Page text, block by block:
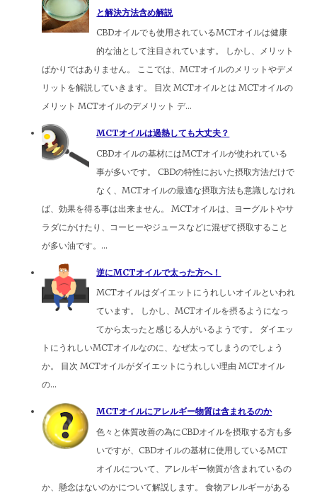
と解決方法含め解説
CBDオイルでも使用されているMCTオイルは健康
的な油として注目されています。 しかし、メリット
ばかりではありません。 ここでは、MCTオイルのメリットやデメ
リットを解説していきます。 目次 MCTオイルとは MCTオイルの
メリット MCTオイルのデメリット デ...
MCTオイルは過熱しても大丈夫？
CBDオイルの基材にはMCTオイルが使われている
事が多いです。 CBDの特性においた摂取方法だけで
なく、MCTオイルの最適な摂取方法も意識しなけれ
ば、効果を得る事は出来ません。 MCTオイルは、ヨーグルトやサ
ラダにかけたり、コーヒーやジュースなどに混ぜて摂取すること
が多い油です。...
逆にMCTオイルで太った方へ！
MCTオイルはダイエットにうれしいオイルといわれ
ています。 しかし、MCTオイルを摂るようになっ
てから太ったと感じる人がいるようです。 ダイエッ
トにうれしいMCTオイルなのに、なぜ太ってしまうのでしょう
か。 目次 MCTオイルがダイエットにうれしい理由 MCTオイル
の...
MCTオイルにアレルギー物質は含まれるのか
色々と体質改善の為にCBDオイルを摂取する方も多
いですが、CBDオイルの基材に使用しているMCT
オイルについて、アレルギー物質が含まれているの
か、懸念はないのかについて解説します。 食物アレルギーがある